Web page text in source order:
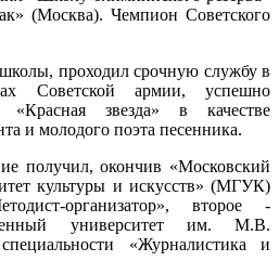
(Москва). Чемпион Советского
проходил срочную службу в
Советской армии, успешно
«Красная звезда» в качестве
и молодого поэта песенника.
получил, окончив «Московский
культуры и искусств» (МГУК)
организатор», второе -
университет им. М.В.
«Журналистика и